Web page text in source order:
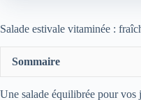
Salade estivale vitaminée :
Sommaire
Une salade équilibrée pour vos